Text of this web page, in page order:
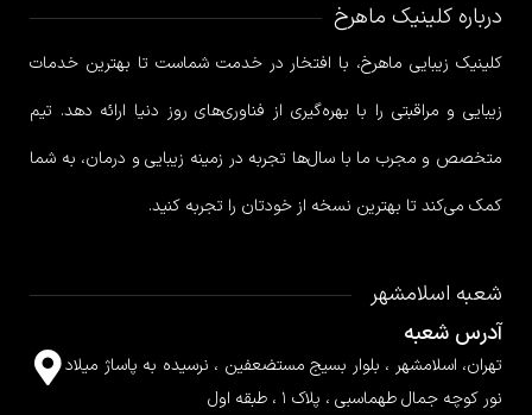
درباره کلینیک ماهرخ
کلینیک زیبایی ماهرخ، با افتخار در خدمت شماست تا بهترین خدمات
زیبایی و مراقبتی را با بهره‌گیری از فناوری‌های روز دنیا ارائه دهد. تیم
متخصص و مجرب ما با سال‌ها تجربه در زمینه زیبایی و درمان، به شما
کمک می‌کند تا بهترین نسخه از خودتان را تجربه کنید.
شعبه اسلامشهر
آدرس شعبه
تهران، اسلامشهر ، بلوار بسیج مستضعفین ، نرسیده به پاساژ میلاد
نور کوچه جمال طهماسبی ، پلاک ۱ ، طبقه اول